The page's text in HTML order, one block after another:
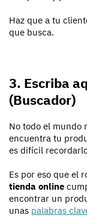
Haz que a tu
que busca.
3. Escriba
(Buscador)
No todo el mundo
encuentra tu
es difícil
Es por eso que el
tienda online
encontrar un
unas palabras